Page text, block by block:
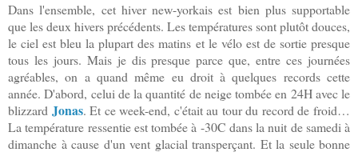
Dans l'ensemble, cet hiver new-yorkais est bien plus supportable
que les deux hivers précédents. Les températures sont plutôt douces,
le ciel est bleu la plupart des matins et le vélo est de sortie presque
tous les jours. Mais je dis presque parce que, entre ces journées
agréables, on a quand même eu droit à quelques records cette
année. D'abord, celui de la quantité de neige tombée en 24H avec le
blizzard Jonas. Et ce week-end, c'était au tour du record de froid…
La température ressentie est tombée à -30C dans la nuit de samedi à
dimanche à cause d'un vent glacial transperçant. Et la seule bonne